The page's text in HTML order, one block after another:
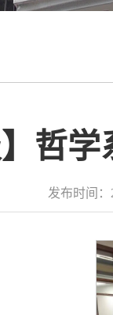
】哲
发布时间